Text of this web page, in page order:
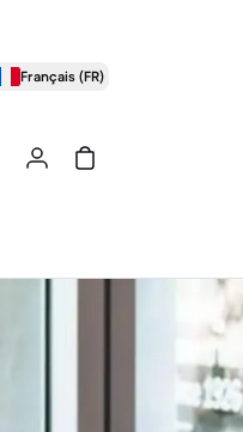
Français (FR)